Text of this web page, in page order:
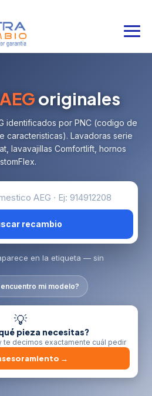
AEGoriginales
identificados por PNC (codigo de
caracteristicas). Lavadoras serie
lavavajillas Comfortlift, hornos
recambio
en la etiqueta — sin
mi modelo?
💡
pieza necesitas?
te decimos exactamente cuál pedir
→